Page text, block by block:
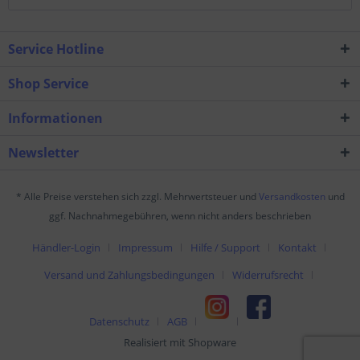
Service Hotline
Shop Service
Informationen
Newsletter
* Alle Preise verstehen sich zzgl. Mehrwertsteuer und Versandkosten und
ggf. Nachnahmegebühren, wenn nicht anders beschrieben
Händler-Login Impressum Hilfe / Support
Kontakt
Versand und Zahlungsbedingungen
Widerrufsrecht
Datenschutz
AGB
Realisiert mit Shopware